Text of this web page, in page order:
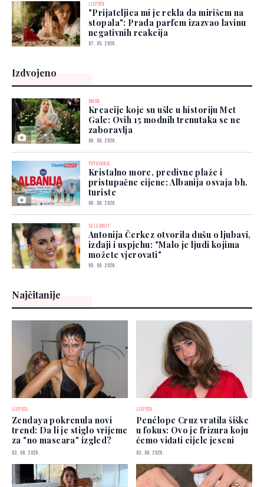
LJEPOTA
"Prijateljica mi je rekla da mirišem na
stopala": Prada parfem izazvao lavinu
negativnih reakcija
07. 05. 2026.
Izdvojeno
MODA
Kreacije koje su ušle u historiju Met
Gale: Ovih 15 modnih trenutaka se ne
zaboravlja
06. 08. 2026.
PUTOVANJA
Kristalno more, predivne plaže i
pristupačne cijene: Albanija osvaja bh.
turiste
06. 08. 2026.
CELEBRITY
Antonija Čerkez otvorila dušu o ljubavi,
izdaji i uspjehu: "Malo je ljudi kojima
možete vjerovati"
05. 08. 2026.
Najčitanije
LJEPOTA
Zendaya pokrenula novi
trend: Da li je stiglo vrijeme
za "no mascara" izgled?
03. 08. 2026.
LJEPOTA
Penélope Cruz vratila šiške
u fokus: Ovo je frizura koju
ćemo viđati cijele jeseni
03. 08. 2026.